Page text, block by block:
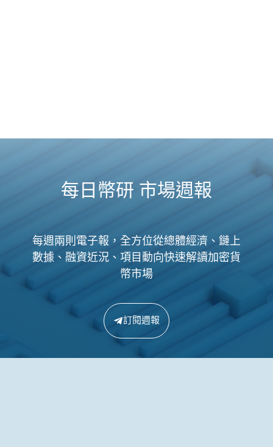
每日幣研 市場週報
每週兩則電子報，全方位從總體經濟、鏈上
數據、融資近況、項目動向快速解讀加密貨
幣市場
訂閱週報